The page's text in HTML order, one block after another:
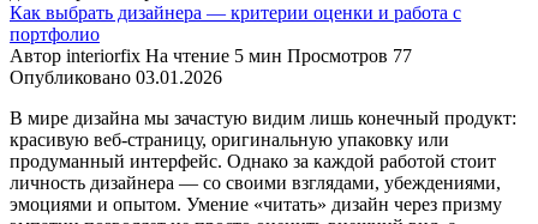
Как выбрать дизайнера — критерии оценки и работа с
портфолио
Автор interiorfix На чтение 5 мин Просмотров 77
Опубликовано 03.01.2026
В мире дизайна мы зачастую видим лишь конечный продукт:
красивую веб-страницу, оригинальную упаковку или
продуманный интерфейс. Однако за каждой работой стоит
личность дизайнера — со своими взглядами, убеждениями,
эмоциями и опытом. Умение «читать» дизайн через призму